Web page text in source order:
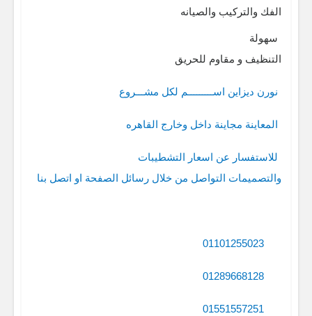
الفك والتركيب والصيانه
سهولة
التنظيف و مقاوم للحريق
نورن ديزاين اســـــــــم لكل مشـــروع
المعاينة مجاينة داخل وخارج القاهره
للاستفسار عن اسعار التشطيبات
والتصميمات التواصل من خلال رسائل الصفحة او اتصل بنا
01101255023
01289668128
01551557251